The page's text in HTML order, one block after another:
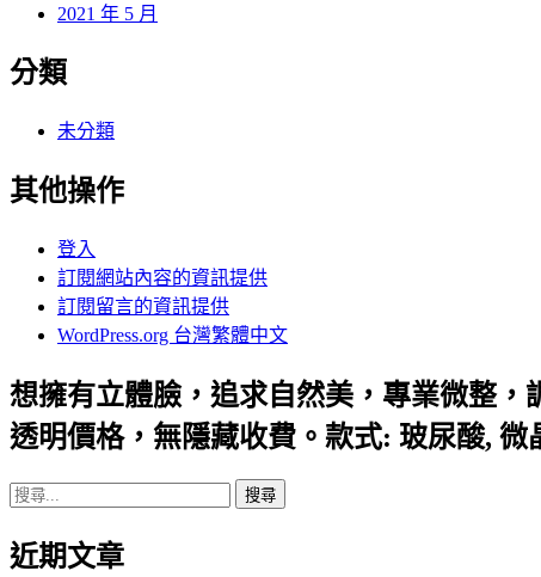
2021 年 5 月
分類
未分類
其他操作
登入
訂閱網站內容的資訊提供
訂閱留言的資訊提供
WordPress.org 台灣繁體中文
想擁有立體臉，追求自然美，專業微整
透明價格，無隱藏收費。款式: 玻尿酸, 微
搜
關
近期文章